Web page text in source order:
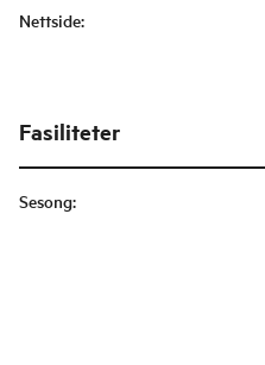
Nettside:
Fasiliteter
Sesong: